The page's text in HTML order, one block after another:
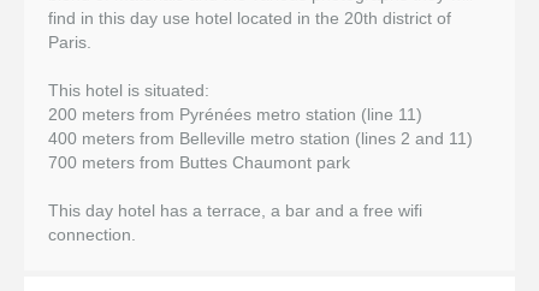
find in this day use hotel located in the 20th district of
Paris.
This hotel is situated:
200 meters from Pyrénées metro station (line 11)
400 meters from Belleville metro station (lines 2 and 11)
700 meters from Buttes Chaumont park
This day hotel has a terrace, a bar and a free wifi
connection.